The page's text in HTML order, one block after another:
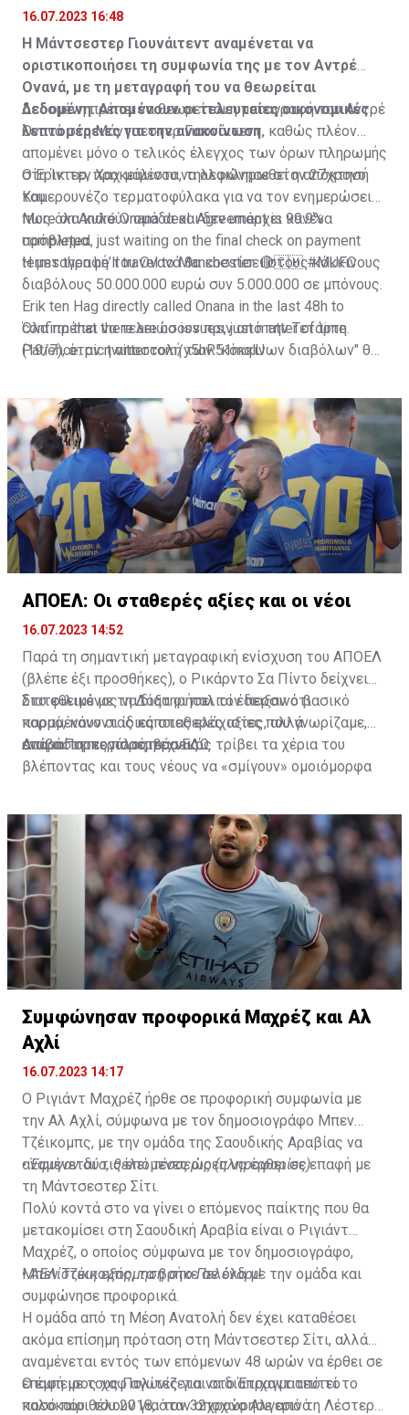
16.07.2023 16:48
Η Μάντσεστερ Γιουνάιτεντ αναμένεται να
οριστικοποιήσει τη συμφωνία της με τον Αντρέ
Ονανά, με τη μεταγραφή του να θεωρείται
δεδομένη. Απομένουν οι τελευταίες οικονομικές
λεπτομέρειες για την ανακοίνωση.
Δεδομένη πρέπει να θεωρείται η μεταγραφή του Αντρέ
Ονανά στη Μάντσεστερ Γιουνάιτεντ, καθώς πλέον
απομένει μόνο ο τελικός έλεγχος των όρων πληρωμής
στη Ίντερ, προκειμένου να ολοκληρωθεί η απόκτησή
του.
Ο Έρικ τεν Χαχ μάλιστα, τηλεφώνησε στον 27χρονο
Καμερουνέζο τερματοφύλακα για να τον ενημερώσει
πως όλα κυλούν ομάδα και δεν υπάρχει κανένα
πρόβλημα.
More on André Onana deal. Agreement is 99.9%
completed, just waiting on the final check on payment
terms then he’ll travel to Manchester. 🔴🇨🇲#MUFC
Erik ten Hag directly called Onana in the last 48h to
confirm that there are no issues, just matter of time.
Patience.pic.twitter.com/y5hR51mqlU
Η μεταγραφή του Ονανά θα κοστίσει στους κόκκινους
διαβόλους 50.000.000 ευρώ συν 5.000.000 σε μπόνους.
Όλα πρέπει να τελειώσουν πριν από την Τετάρτη
(19/7), όταν η αποστολή των "κόκκινων διαβόλων" θα
ΑΠΟΕΛ: Οι σταθερές αξίες και οι νέοι
16.07.2023 14:52
Παρά τη σημαντική μεταγραφική ενίσχυση του ΑΠΟΕΛ
(βλέπε έξι προσθήκες), ο Ρικάρντο Σα Πίντο δείχνει
διατεθειμένος να διατηρήσει τον περσινό βασικό
κορμό, κάνοντας κάποιες ελάχιστες, αλλά
απαραίτητες παρεμβάσεις.
Στο φιλικό με τη Δόξα οι παλιοί έδειξαν ότι
παραμένουν οι ίδιες σταθερές αξίες που γνωρίζαμε,
ενώ ο Πορτογάλος τεχνικός τρίβει τα χέρια του
βλέποντας και τους νέους να «σμίγουν» ομοιόμορφα
Διαβάστε περισσότεραΕΔΩ.
Συμφώνησαν προφορικά Μαχρέζ και Αλ
Αχλί
16.07.2023 14:17
Ο Ριγιάντ Μαχρέζ ήρθε σε προφορική συμφωνία με
την Αλ Αχλί, σύμφωνα με τον δημοσιογράφο Μπεν
Τζέικομπς, με την ομάδα της Σαουδικής Αραβίας να
αναμένεται τις επόμενες ώρες να έρθει σε επαφή με
τη Μάντσεστερ Σίτι.
•Έφυγαν δύο, θέλει τέσσερις (πληροφορίες)
Πολύ κοντά στο να γίνει ο επόμενος παίκτης που θα
μετακομίσει στη Σαουδική Αραβία είναι ο Ριγιάντ
Μαχρέζ, ο οποίος σύμφωνα με τον δημοσιογράφο,
Μπεν Τζέικομπς, τα βρήκε σε όλα με την ομάδα και
συμφώνησε προφορικά.
•ΑΕΛίστικη εξόρμηση στο Πελένδρι!
Η ομάδα από τη Μέση Ανατολή δεν έχει καταθέσει
ακόμα επίσημη πρόταση στη Μάντσεστερ Σίτι, αλλά
αναμένεται εντός των επόμενων 48 ωρών να έρθει σε
επαφή με τους Πολίτες για να διαπραγματευτεί το
ποσό που θέλουν για τον 32χρονο Αλγερινό.
Ο έμπειρος χαφ αγωνίζεται στο Έτιχαντ από το
καλοκαίρι του 2018, όταν αποχώρησε από τη Λέστερ